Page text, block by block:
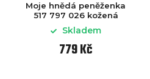
Moje hnědá peněženka
517 797 026 kožená
Skladem
779 Kč